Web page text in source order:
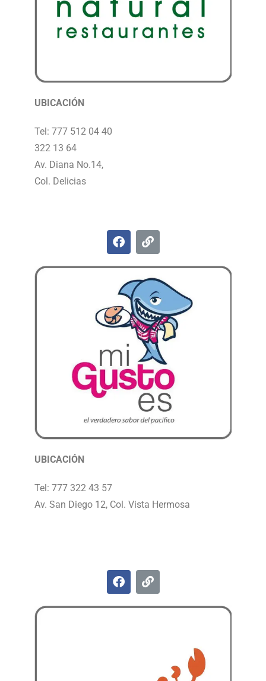
UBICACIÓN
Tel: 777 512 04 40
322 13 64
Av. Diana No.14,
Col. Delicias
UBICACIÓN
Tel: 777 322 43 57
Av. San Diego 12, Col. Vista Hermosa